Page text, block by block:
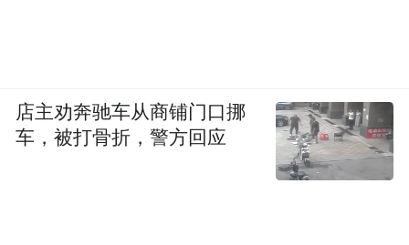
店主劝奔驰车从商铺门口挪
车，被打骨折，警方回应